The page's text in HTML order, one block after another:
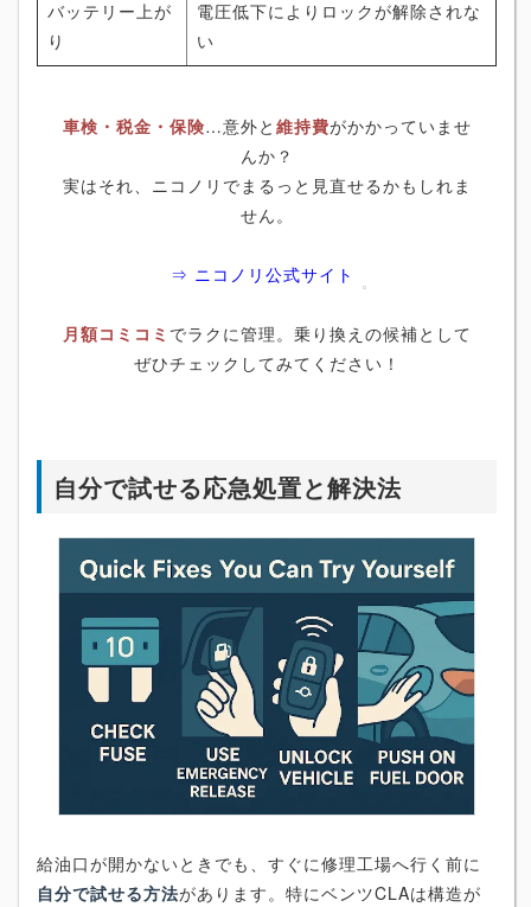
バッテリー上が
り
電圧低下によりロックが解除されな
い
車検・税金・保険…意外と 維持費がかかっていませ
んか？
実はそれ、ニコノリでまるっと見直せるかもしれま
せん。
⇒ ニコノリ公式サイト
月額コミコミ でラクに管理。乗り換えの候補として
ぜひチェックしてみてください！
自分で試せる応急処置と解決法
給油口が開かないときでも、すぐに修理工場へ行く前に
自分で試せる方法があります。特にベンツCLAは構造が